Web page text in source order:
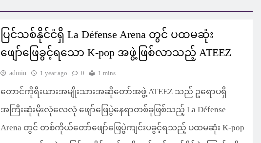
ပြင်သစ်နိုင်ငံရှိ La Défense Arena တွင် ပထမဆုံး
ဖျော်ဖြေခွင့်ရသော K-pop အဖွဲ့ဖြစ်လာသည့် ATEEZ
admin 1 year ago 0 1 mins
တောင်ကိုရီးယားအမျိုးသားအဆိုတော်အဖွဲ့ ATEEZ သည် ဥရောပရှိ
အကြီးဆုံးမိုးလုံလေလုံ ဖျော်ဖြေပွဲနေရာတစ်ခုဖြစ်သည့် La Défense
Arena တွင် တစ်ကိုယ်တော်ဖျော်ဖြေပွဲကျင်းပခွင့်ရသည့် ပထမဆုံး K-pop